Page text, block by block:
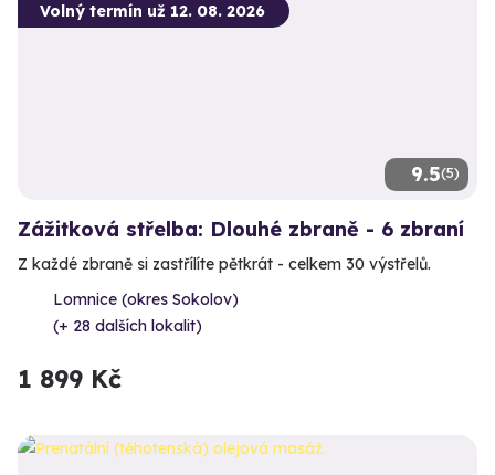
9.5(5)
Volný termín už 12. 08. 2026
Zážitková střelba: Dlouhé zbraně - 6 zbraní
Z každé zbraně si zastřílíte pětkrát - celkem 30 výstřelů.
Lomnice (okres Sokolov)
(+ 28 dalších lokalit)
1 899 Kč